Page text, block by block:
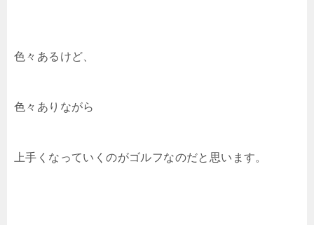
色々あるけど、
色々ありながら
上手くなっていくのがゴルフなのだと思います。